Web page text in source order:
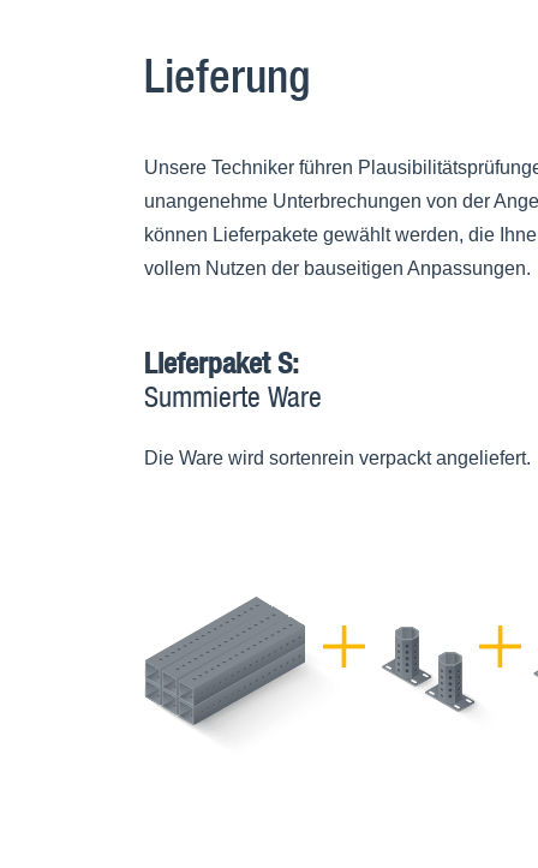
Lieferung
Unsere Techniker führen
unangenehme Unterbrechungen von der
können Lieferpakete gewählt werden, die
vollem Nutzen der bauseitigen Anpassungen.
Lieferpaket S:
Summierte Ware
Die Ware wird sortenrein verpackt angeliefert.